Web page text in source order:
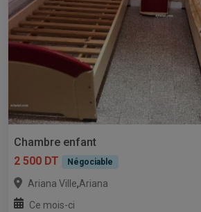
Chambre enfant
2 500 DT
Négociable
Ariana Ville,Ariana
Ce mois-ci